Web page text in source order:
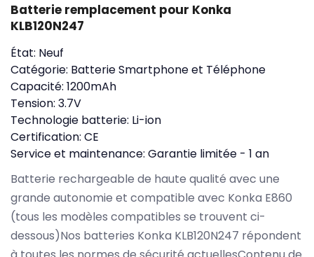
Batterie remplacement pour Konka
KLB120N247
État: Neuf
Catégorie: Batterie Smartphone et Téléphone
Capacité: 1200mAh
Tension: 3.7V
Technologie batterie: Li-ion
Certification: CE
Service et maintenance: Garantie limitée - 1 an
Batterie rechargeable de haute qualité avec une
grande autonomie et compatible avec Konka E860
(tous les modèles compatibles se trouvent ci-
dessous)Nos batteries Konka KLB120N247 répondent